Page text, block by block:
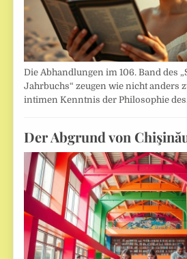
Die Abhandlungen im 106. Band des
Jahrbuchs“ zeugen wie nicht anders
intimen Kenntnis der Philosophie
Der Abgrund von